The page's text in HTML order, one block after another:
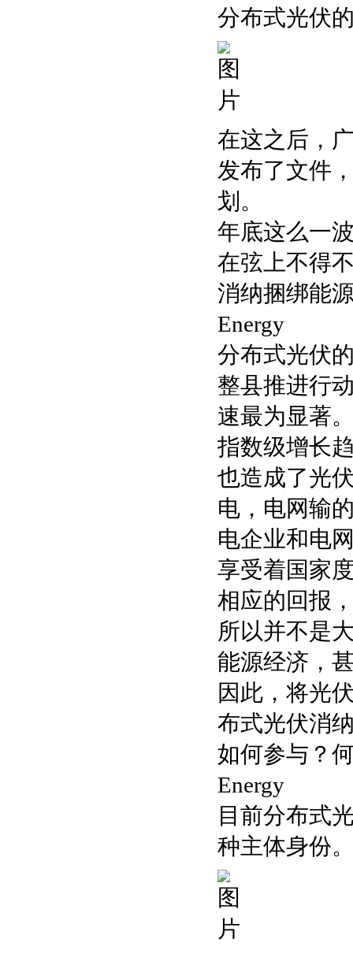
分布式光伏
在这之后，
发布了文件
划。
年底这么一
在弦上不得
消纳捆绑能
Energy
分布式光伏
整县推进行
速最为显著
指数级增长
也造成了光
电，电网输
电企业和电
享受着国家
相应的回报
所以并不是
能源经济，
因此，将光
布式光伏消
如何参与？
Energy
目前分布式
种主体身份